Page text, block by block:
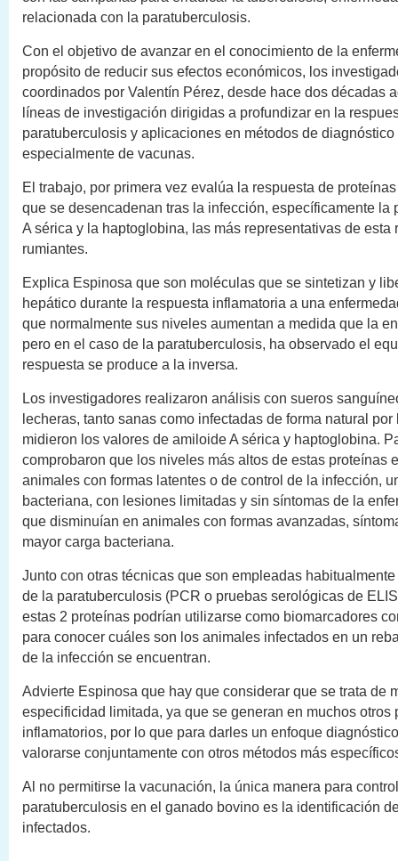
relacionada con la paratuberculosis.
Con el objetivo de avanzar en el conocimiento de la
propósito de reducir sus efectos económicos, los
coordinados por Valentín Pérez, desde hace dos décadas
líneas de investigación dirigidas a profundizar en la
paratuberculosis y aplicaciones en métodos de diagnóstico
especialmente de vacunas.
El trabajo, por primera vez evalúa la respuesta de
que se desencadenan tras la infección, específicamente la
A sérica y la haptoglobina, las más representativas de esta
rumiantes.
Explica Espinosa que son moléculas que se sintetizan y
hepático durante la respuesta inflamatoria a una
que normalmente sus niveles aumentan a medida que la
pero en el caso de la paratuberculosis, ha observado el
respuesta se produce a la inversa.
Los investigadores realizaron análisis con sueros
lecheras, tanto sanas como infectadas de forma natural por
midieron los valores de amiloide A sérica y haptoglobina.
comprobaron que los niveles más altos de estas proteínas
animales con formas latentes o de control de la infección,
bacteriana, con lesiones limitadas y sin síntomas de la
que disminuían en animales con formas avanzadas,
mayor carga bacteriana.
Junto con otras técnicas que son empleadas
de la paratuberculosis (PCR o pruebas serológicas de
estas 2 proteínas podrían utilizarse como biomarcadores
para conocer cuáles son los animales infectados en un
de la infección se encuentran.
Advierte Espinosa que hay que considerar que se trata de
especificidad limitada, ya que se generan en muchos otros
inflamatorios, por lo que para darles un enfoque
valorarse conjuntamente con otros métodos más
Al no permitirse la vacunación, la única manera para
paratuberculosis en el ganado bovino es la identificación
infectados.